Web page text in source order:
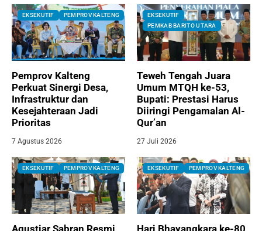
EKSEKUTIF PEMPROV KALTENG
Pemprov Kalteng
Perkuat Sinergi Desa,
Infrastruktur dan
Kesejahteraan Jadi
Prioritas
7 Agustus 2026
EKSEKUTIF
PEMKAB BARITO UTARA
Teweh Tengah Juara
Umum MTQH ke-53,
Bupati: Prestasi Harus
Diiringi Pengamalan Al-
Qur’an
27 Juli 2026
EKSEKUTIF PEMPROV KALTENG
Agustiar Sabran Resmi
EKSEKUTIF PEMPROV KALTENG
Hari Bhayangkara ke-80,